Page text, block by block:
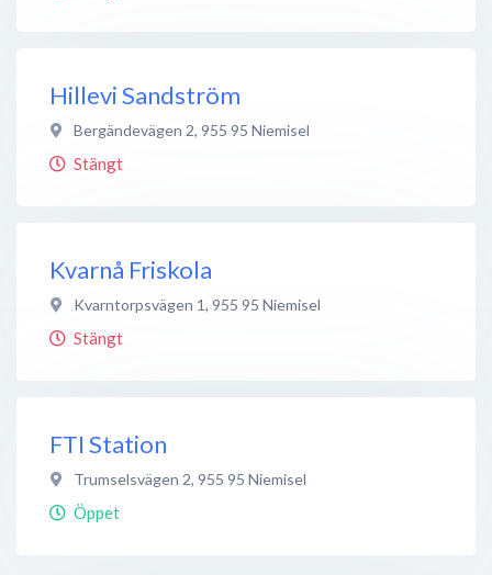
Hillevi Sandström
Bergändevägen 2, 955 95 Niemisel
Stängt
Kvarnå Friskola
Kvarntorpsvägen 1, 955 95 Niemisel
Stängt
FTI Station
Trumselsvägen 2, 955 95 Niemisel
Öppet